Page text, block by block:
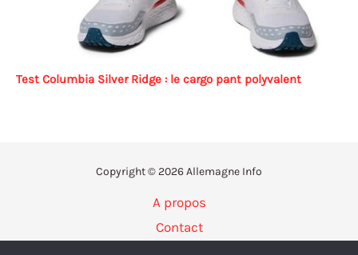
Test Columbia Silver Ridge : le cargo pant polyvalent
Copyright © 2026 Allemagne Info
A propos
Contact